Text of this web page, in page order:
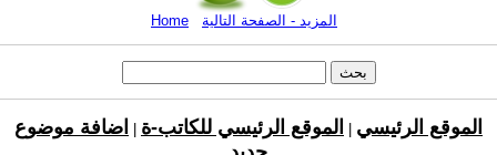
Home المزيد - الصفحة التالية
الموقع الرئيسي الموقع الرئيسي للكاتب-ة
اضافة موضوع